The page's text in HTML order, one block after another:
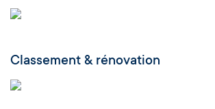
Classement & rénovation